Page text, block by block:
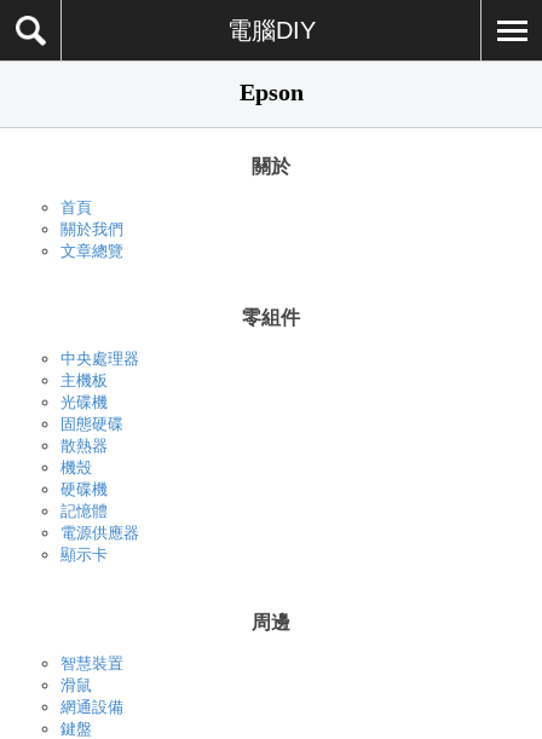
電腦DIY
Epson
關於
首頁
關於我們
文章總覽
零組件
中央處理器
主機板
光碟機
固態硬碟
散熱器
機殼
硬碟機
記憶體
電源供應器
顯示卡
周邊
智慧裝置
滑鼠
網通設備
鍵盤